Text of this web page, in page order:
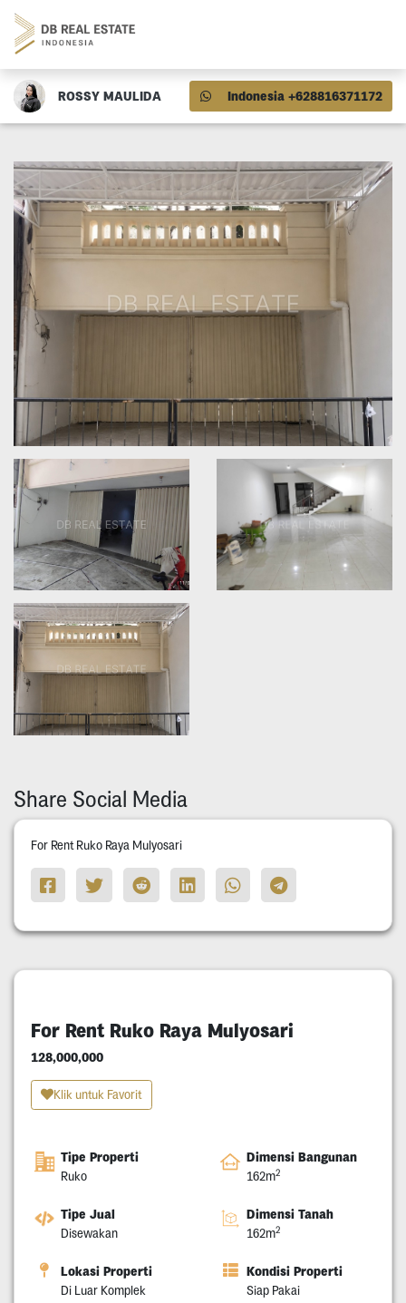
ROSSY MAULIDA Indonesia +628816371172
Share Social Media
For Rent Ruko Raya Mulyosari
For Rent Ruko Raya Mulyosari
128,000,000
Klik untuk Favorit
Tipe Properti
Ruko
Dimensi Bangunan
162m2
Tipe Jual
Disewakan
Dimensi Tanah
162m2
Lokasi Properti
Di Luar Komplek
Kondisi Properti
Siap Pakai